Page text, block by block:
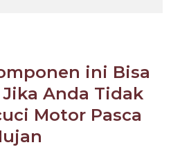
ini Bisa
Anda Tidak
Motor Pasca